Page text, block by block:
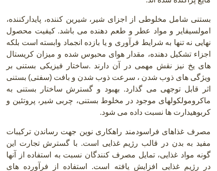
بستنی شامل مخلوطی از اجزای شیر، شیرین کننده، پایدارکننده،
امولسیفایر و مواد عطر و طعم دهنده می باشد. کیفیت محصول
نهایی نه تنها به شرایط فرآوری و یا بازده انجماد وابسته است بلکه
اجزاء تشکیل دهنده، مقدار هوای محبوس شده و میزان کریستال
های یخ نیز نقش مهمی در آن دارند .ساختار فیزیکی بستنی بر
ویژگی های ذوب شدن ، سرعت ذوب شدن و بافت (سفتی) بستنی
اثر قابل توجهی می گذارد. بهبود و گسترش ساختار بستنی به
ماکرومولکولهای موجود در مخلوط بستنی، چربی شیر، پروتئین و
کربوهیدارت ها نسبت داده می شود.
مصرف غذاهای فراسودمند راهکاری نوین جهت رساندن ترکیبات
مفید به بدن در قالب رژیم غذایی است. با گسترش تجارت این
گونه مواد غذایی، تمایل مصرف کنندگان نسبت به استفاده از آنها
در رژیم غذایی افزایش یافته است. استفاده از فرآورده های